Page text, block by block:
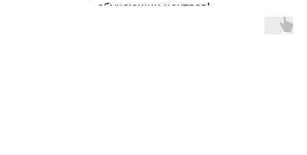
обучающих центров!